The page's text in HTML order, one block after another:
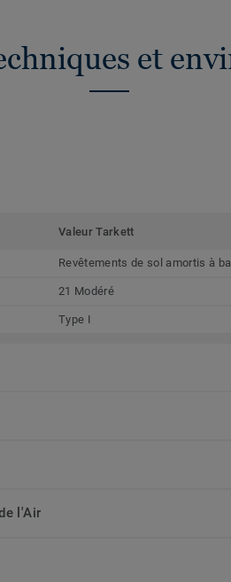
et
Valeur Tarkett
Revêtements de sol amortis à
21 Modéré
Type I
l'Air